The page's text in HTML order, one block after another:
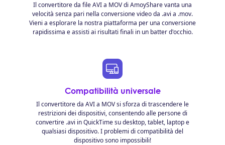
Il convertitore da file AVI a MOV di AmoyShare vanta una
velocità senza pari nella conversione video da .avi a .mov.
Vieni a esplorare la nostra piattaforma per una conversione
rapidissima e assisti ai risultati finali in un batter d'occhio.
Compatibilità universale
Il convertitore da AVI a MOV si sforza di trascendere le
restrizioni dei dispositivi, consentendo alle persone di
convertire .avi in ​​QuickTime su desktop, tablet, laptop e
qualsiasi dispositivo. I problemi di compatibilità del
dispositivo sono impossibili!